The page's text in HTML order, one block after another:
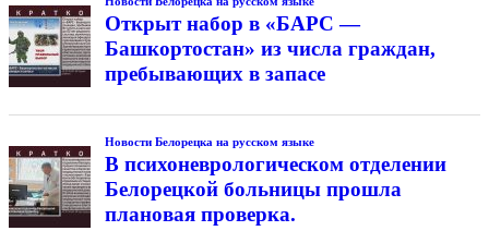
Открыт набор в «БАРС —
Башкортостан» из числа граждан,
пребывающих в запасе
Новости Белорецка на русском языке
В психоневрологическом отделении
Белорецкой больницы прошла
плановая проверка.